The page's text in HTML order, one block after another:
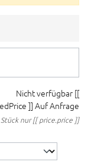
Nicht verfügbar [[
]] Auf Anfrage
nur [[ price.price ]]